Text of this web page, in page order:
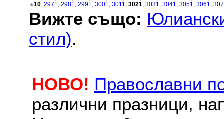
±10: 2971 2981 2991 3001 3011 3021 3031 3041 3051 3061
Вижте също:
стил).
НОВО! Православни
различни празници,